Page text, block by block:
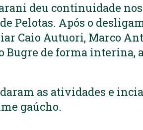
deu continuidade
Pelotas. Após o
Caio Autuori, Marco
Bugre de forma interina,
as atividades e
gaúcho.